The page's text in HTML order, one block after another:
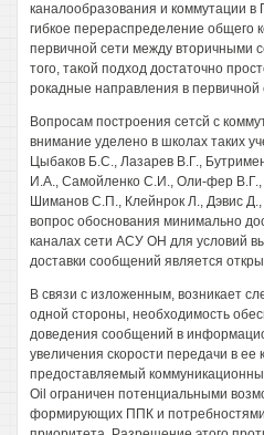
каналообразования и коммутации в
гибкое перераспределение общего
первичной сети между вторичными
того, такой подход достаточно
рокадные направления в первичной
Вопросам построения сетсй с
внимание уделено в школах таких
Цыбаков Б.С., Лазарев В.Г.,
И.А., Самойленко С.И., Оли-фер
Шиманов С.П., Клейнрок Л., Дэвис
вопрос обоснования минимально
каналах сети АСУ ОН для условий
доставки сообщений является
В связи с изложенным, возникает
одной стороны, необходимость
доведения сообщений в
увеличения скорости передачи в ее
предоставляемый
Oil ограничен потенциальными
формирующих ППК и